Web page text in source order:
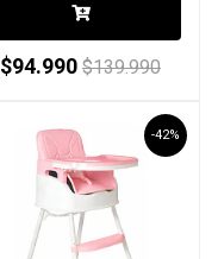
$94.990 $139.990
-42%